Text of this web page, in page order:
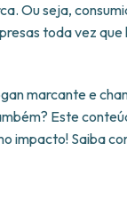
Ou seja,
toda vez
marcante e
Este
impacto! Saiba